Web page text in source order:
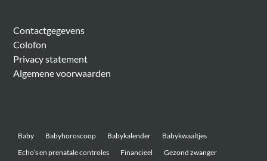
Contactgegevens
Colofon
Privacy statement
Algemene voorwaarden
Baby Babyhoroscoop Babykalender
Babykwaaltjes
Echo’s en prenatale controles
Financieel
Gezond zwanger